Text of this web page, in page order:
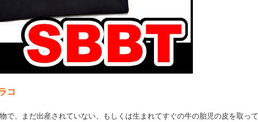
コ
で、まだ出産されていない、もしくは生まれてすぐの牛の胎児の皮を取って